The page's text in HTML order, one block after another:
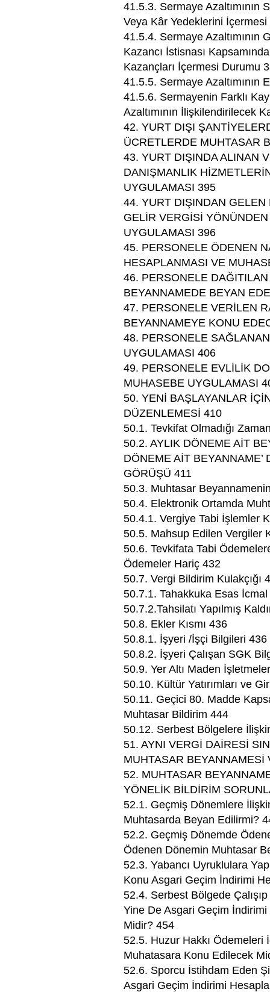
41.5.3. Sermaye Azaltımının
Veya Kâr Yedeklerini
41.5.4. Sermaye Azaltımının
Kazancı İstisnası
Kazançları İçermesi Durumu
41.5.5. Sermaye
41.5.6. Sermayenin Farklı
Azaltımının İlişkilendirilecek
42. YURT DIŞI
ÜCRETLERDE MUHTASAR
43. YURT DIŞINDA ALINAN
DANIŞMANLIK
UYGULAMASI 395
44. YURT DIŞINDAN
GELİR VERGİSİ
UYGULAMASI 396
45. PERSONELE ÖDENEN
HESAPLANMASI VE
46. PERSONELE
BEYANNAMEDE BEYAN
47. PERSONELE VERİLEN
BEYANNAMEYE KONU
48. PERSONELE
UYGULAMASI 406
49. PERSONELE EVLİLİK
MUHASEBE UYGULAMASI
50. YENİ BAŞLAYANLAR
DÜZENLEMESİ 410
50.1. Tevkifat Olmadığı
50.2. AYLIK DÖNEME AİT
DÖNEME AİT
GÖRÜŞÜ 411
50.3. Muhtasar
50.4. Elektronik Ortamda
50.4.1. Vergiye Tabi İşlemler
50.5. Mahsup Edilen Vergiler
50.6. Tevkifata Tabi
Ödemeler Hariç 432
50.7. Vergi Bildirim Kulakçığı
50.7.1. Tahakkuka Esas
50.7.2.Tahsilatı Yapılmış
50.8. Ekler Kısmı 436
50.8.1. İşyeri /İşçi Bilgileri 436
50.8.2. İşyeri Çalışan SGK
50.9. Yer Altı Maden
50.10. Kültür Yatırımları ve
50.11. Geçici 80. Madde
Muhtasar Bildirim 444
50.12. Serbest Bölgelere
51. AYNI VERGİ DAİRESİ
MUHTASAR BEYANNAMESİ
52. MUHTASAR
YÖNELİK BİLDİRİM
52.1. Geçmiş Dönemlere
Muhtasarda Beyan Edilirmi?
52.2. Geçmiş Dönemde
Ödenen Dönemin Muhtasar
52.3. Yabancı Uyruklulara
Konu Asgari Geçim İndirimi
52.4. Serbest Bölgede
Yine De Asgari Geçim
Midir? 454
52.5. Huzur Hakkı Ödemeleri
Muhatasara Konu Edilecek
52.6. Sporcu İstihdam Eden
Asgari Geçim İndirimi